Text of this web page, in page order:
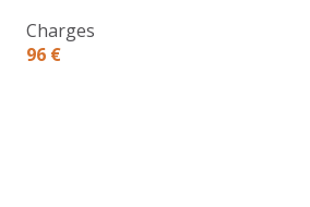
Charges
96 €